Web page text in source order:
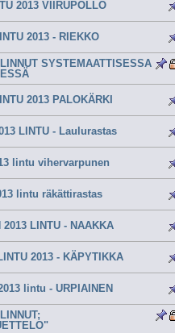
2013 VIIRUPÖLLÖ
2013 - RIEKKO
SYSTEMAATTISESSA
2013 PALOKÄRKI
LINTU - Laulurastas
lintu vihervarpunen
lintu räkättirastas
2013 LINTU - NAAKKA
2013 - KÄPYTIKKA
lintu - URPIAINEN